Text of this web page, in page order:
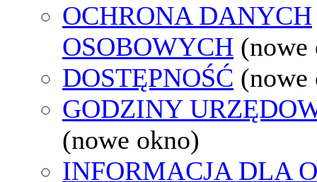
OCHRONA DANYCH
OSOBOWYCH (nowe
DOSTĘPNOŚĆ (nowe
GODZINY
(nowe okno)
INFORMACJA DLA